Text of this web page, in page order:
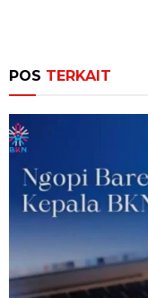
POS TERKAIT